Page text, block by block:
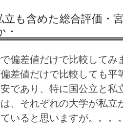
立も含めた総合評価・
・
偏差値だけで比較して
差値だけで比較しても
であり、特に国公立と
、それぞれの大学が私
いると思いますが。。。